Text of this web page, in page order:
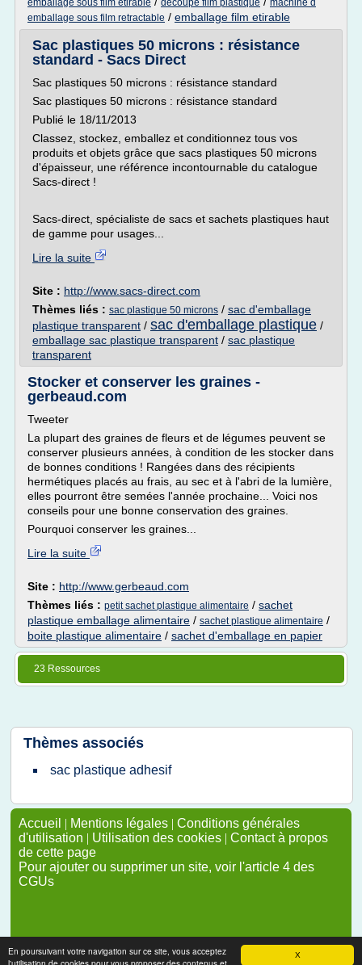
X
En poursuivant votre navigation sur ce site, vous acceptez
emballage sous film etirable
decoupe film plastique
machine d
emballage sous film retractable / emballage film etirable
Sac plastiques 50 microns : résistance
standard - Sacs Direct
Sac plastiques 50 microns : résistance standard
Sac plastiques 50 microns : résistance standard
Publié le 18/11/2013
Classez, stockez, emballez et conditionnez tous vos
produits et objets grâce que sacs plastiques 50 microns
d'épaisseur, une référence incontournable du catalogue
Sacs-direct !
Sacs-direct, spécialiste de sacs et sachets plastiques haut
de gamme pour usages...
Lire la suite
Site : http://www.sacs-direct.com
Thèmes liés : sac plastique 50 microns / sac d'emballage
plastique transparent / sac d'emballage plastique /
emballage sac plastique transparent / sac plastique
transparent
Stocker et conserver les graines -
gerbeaud.com
Tweeter
La plupart des graines de fleurs et de légumes peuvent se
conserver plusieurs années, à condition de les stocker dans
de bonnes conditions ! Rangées dans des récipients
hermétiques placés au frais, au sec et à l'abri de la lumière,
elles pourront être semées l'année prochaine... Voici nos
conseils pour une bonne conservation des graines.
Pourquoi conserver les graines...
Lire la suite
Site : http://www.gerbeaud.com
Thèmes liés : petit sachet plastique alimentaire / sachet
plastique emballage alimentaire / sachet plastique alimentaire /
boite plastique alimentaire / sachet d'emballage en papier
23 Ressources
Thèmes associés
sac plastique adhesif
Accueil | Mentions légales | Conditions générales
d'utilisation | Utilisation des cookies | Contact à propos
de cette page
Pour ajouter ou supprimer un site, voir l'article 4 des
CGUs